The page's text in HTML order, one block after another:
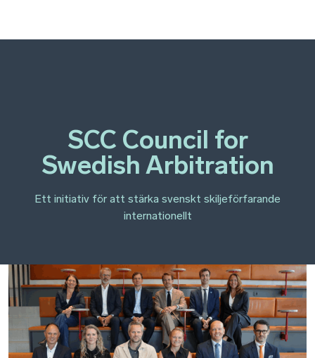
SCC Council for
Swedish Arbitration
Ett initiativ för att stärka svenskt skiljeförfarande
internationellt